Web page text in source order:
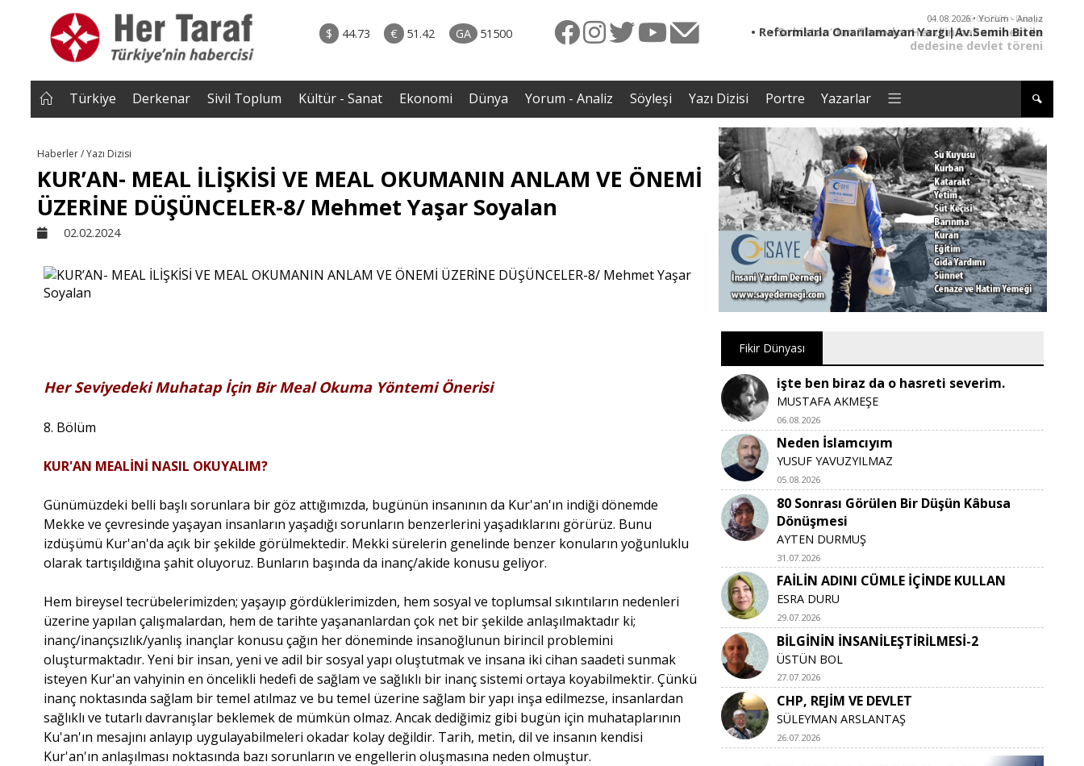
$ 44.73 € 51.42 GA 51500
• İnsan Haklarının Hakkettiği İlgi ve Hakketmediği
İlgisizlik|Zeki Savaş
• Sırbistan’dan Theodor Herzl’in babaannesi ile
dedesine devlet töreni
04.08.2026 • Yorum - Analiz
• Reformlarla Onarılamayan Yargı|Av.Semih Biten
Türkiye Derkenar Sivil Toplum Kültür - Sanat Ekonomi Dünya Yorum - Analiz Söyleşi Yazı Dizisi Portre Yazarlar
Haberler / Yazı Dizisi
KUR’AN- MEAL İLİŞKİSİ VE MEAL OKUMANIN ANLAM VE ÖNEMİ
ÜZERİNE DÜŞÜNCELER-8/ Mehmet Yaşar Soyalan
02.02.2024
Her Seviyedeki Muhatap İçin Bir Meal Okuma Yöntemi Önerisi
8. Bölüm
KUR'AN MEALİNİ NASIL OKUYALIM?
Günümüzdeki belli başlı sorunlara bir göz attığımızda, bugünün insanının da Kur'an'ın indiği dönemde
Mekke ve çevresinde yaşayan insanların yaşadığı sorunların benzerlerini yaşadıklarını görürüz. Bunu
izdüşümü Kur'an'da açık bir şekilde görülmektedir. Mekki sürelerin genelinde benzer konuların yoğunluklu
olarak tartışıldığına şahit oluyoruz. Bunların başında da inanç/akide konusu geliyor.
Hem bireysel tecrübelerimizden; yaşayıp gördüklerimizden, hem sosyal ve toplumsal sıkıntıların nedenleri
üzerine yapılan çalışmalardan, hem de tarihte yaşananlardan çok net bir şekilde anlaşılmaktadır ki;
inanç/inançsızlık/yanlış inançlar konusu çağın her döneminde insanoğlunun birincil problemini
oluşturmaktadır. Yeni bir insan, yeni ve adil bir sosyal yapı oluştutmak ve insana iki cihan saadeti sunmak
isteyen Kur'an vahyinin en öncelikli hedefi de sağlam ve sağlıklı bir inanç sistemi ortaya koyabilmektir. Çünkü
inanç noktasında sağlam bir temel atılmaz ve bu temel üzerine sağlam bir yapı inşa edilmezse, insanlardan
sağlıklı ve tutarlı davranışlar beklemek de mümkün olmaz. Ancak dediğimiz gibi bugün için muhataplarının
Ku'an'ın mesajını anlayıp uygulayabilmeleri okadar kolay değildir. Tarih, metin, dil ve insanın kendisi
Kur'an'ın anlaşılması noktasında bazı sorunların ve engellerin oluşmasına neden olmuştur.
Fikir Dünyası
işte ben biraz da o hasreti severim.
MUSTAFA AKMEŞE
06.08.2026
Neden İslamcıyım
YUSUF YAVUZYILMAZ
05.08.2026
80 Sonrası Görülen Bir Düşün Kâbusa
Dönüşmesi
AYTEN DURMUŞ
31.07.2026
FAİLİN ADINI CÜMLE İÇİNDE KULLAN
ESRA DURU
29.07.2026
BİLGİNİN İNSANİLEŞTİRİLMESİ-2
ÜSTÜN BOL
27.07.2026
CHP, REJİM VE DEVLET
SÜLEYMAN ARSLANTAŞ
26.07.2026